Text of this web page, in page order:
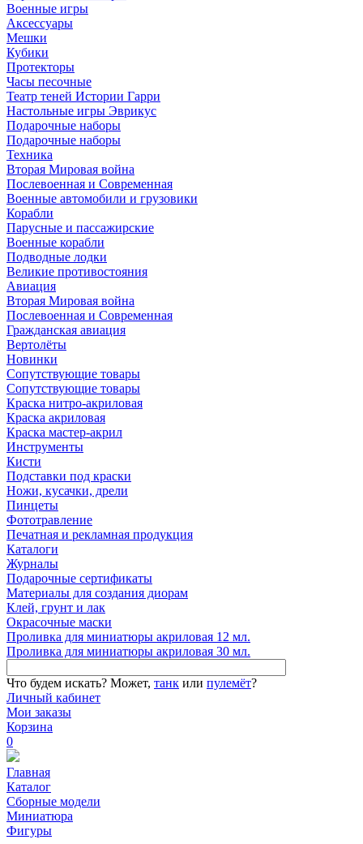
Военные игры
Аксессуары
Мешки
Кубики
Протекторы
Часы песочные
Театр теней Истории Гарри
Настольные игры Эврикус
Подарочные наборы
Подарочные наборы
Техника
Вторая Мировая война
Послевоенная и Современная
Военные автомобили и грузовики
Корабли
Парусные и пассажирские
Военные корабли
Подводные лодки
Великие противостояния
Авиация
Вторая Мировая война
Послевоенная и Современная
Гражданская авиация
Вертолёты
Новинки
Сопутствующие товары
Сопутствующие товары
Краска нитро-акриловая
Краска акриловая
Краска мастер-акрил
Инструменты
Кисти
Подставки под краски
Ножи, кусачки, дрели
Пинцеты
Фототравление
Печатная и рекламная продукция
Каталоги
Журналы
Подарочные сертификаты
Материалы для создания диорам
Клей, грунт и лак
Окрасочные маски
Проливка для миниатюры акриловая 12 мл.
Проливка для миниатюры акриловая 30 мл.
Что будем искать? Может, танк или пулемёт?
Личный кабинет
Мои заказы
Корзина
0
Главная
Каталог
Сборные модели
Миниатюра
Фигуры